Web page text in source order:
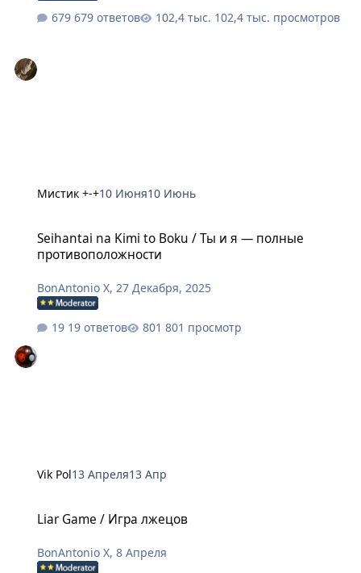
679 ответов 102,4 тыс. просмотров
Мистик +-+10 Июня10 Июнь
Seihantai na Kimi to Boku / Ты и я — полные
противоположности
BonAntonio X,27 Декабря, 2025
19 ответов 801 просмотр
Vik Pol13 Апреля13 Апр
Liar Game / Игра лжецов
BonAntonio X,8 Апреля